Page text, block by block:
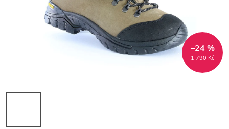
1 790 Kč
–24 %